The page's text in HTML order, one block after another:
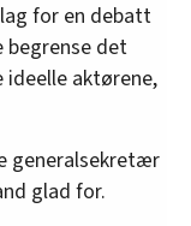
for en debatt
begrense det
ideelle aktørene,
generalsekretær
glad for.